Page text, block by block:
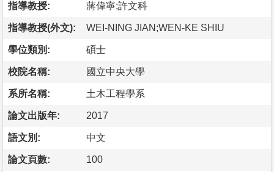
指導教授: 蔣偉寧;許文科
指導教授(外文): WEI-NING JIAN;WEN-KE SHIU
學位類別: 碩士
校院名稱: 國立中央大學
系所名稱: 土木工程學系
論文出版年: 2017
語文別: 中文
論文頁數: 100